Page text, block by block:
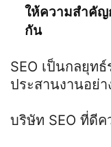
ให้ความสำคัญ
กัน
SEO เป็นกลยุทธ์
ประสานงานอย่า
บริษัท SEO ที่ดีค